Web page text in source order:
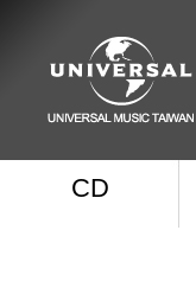
CD